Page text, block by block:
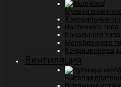
Мульти сплит-
Холодильные
Настенного типа
Канального типа
Моноблочного
Кондиционеры
Вентиляция
Бытовая